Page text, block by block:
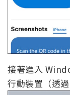
接著進入
行動裝置（透